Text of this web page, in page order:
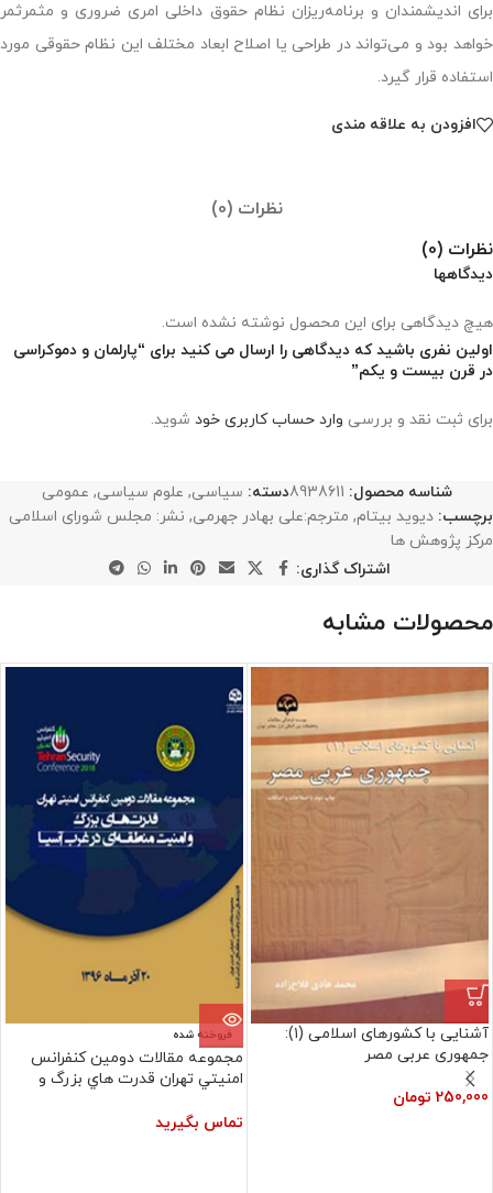
برای اندیشمندان و برنامه‌ریزان نظام حقوق داخلی امری ضروری و مثمرثمر
خواهد بود و می‌تواند در طراحی یا اصلاح ابعاد مختلف این نظام حقوقی مورد
استفاده قرار گیرد.
افزودن به علاقه مندی
نظرات (0)
نظرات (0)
دیدگاهها
هیچ دیدگاهی برای این محصول نوشته نشده است.
اولین نفری باشید که دیدگاهی را ارسال می کنید برای “پارلمان و دموکراسی
در قرن بیست و یکم”
برای ثبت نقد و بررسی وارد حساب کاربری خود شوید.
شناسه محصول: 8938611دسته: سیاسی, علوم سیاسی, عمومی
برچسب: دیوید بیتام, مترجم:علی بهادر جهرمی, نشر: مجلس شورای اسلامی
مرکز پژوهش ها
اشتراک گذاری:
محصولات مشابه
آشنایی با کشورهای اسلامی (۱):
جمهوری عربی مصر
250,000 تومان
فروخته شده
مجموعه‏ مقالات دومين کنفرانس
امنيتي تهران قدرت هاي بزرگ و
تماس بگیرید